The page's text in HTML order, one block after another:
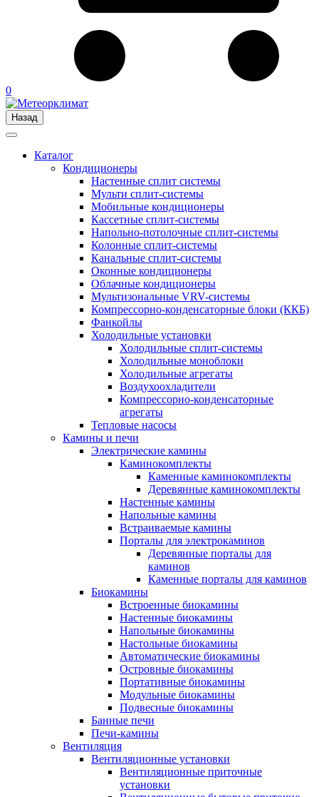
0
Назад
Каталог
Кондиционеры
Настенные сплит системы
Мульти сплит-системы
Мобильные кондиционеры
Кассетные сплит-системы
Напольно-потолочные сплит-системы
Колонные сплит-системы
Канальные сплит-системы
Оконные кондиционеры
Облачные кондиционеры
Мультизональные VRV-системы
Компрессорно-конденсаторные блоки (ККБ)
Фанкойлы
Холодильные установки
Холодильные сплит-системы
Холодильные моноблоки
Холодильные агрегаты
Воздухоохладители
Компрессорно-конденсаторные
агрегаты
Тепловые насосы
Камины и печи
Электрические камины
Каминокомплекты
Каменные каминокомплекты
Деревянные каминокомплекты
Настенные камины
Напольные камины
Встраиваемые камины
Порталы для электрокаминов
Деревянные порталы для
каминов
Каменные порталы для каминов
Биокамины
Встроенные биокамины
Настенные биокамины
Напольные биокамины
Настольные биокамины
Автоматические биокамины
Островные биокамины
Портативные биокамины
Модульные биокамины
Подвесные биокамины
Банные печи
Печи-камины
Вентиляция
Вентиляционные установки
Вентиляционные приточные
установки